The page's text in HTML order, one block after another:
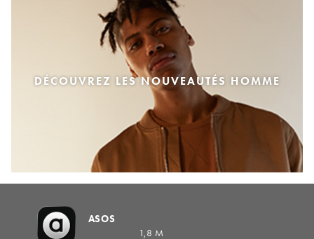
DÉCOUVREZ LES NOUVEAUTÉS HOMME
ASOS
1,8 M